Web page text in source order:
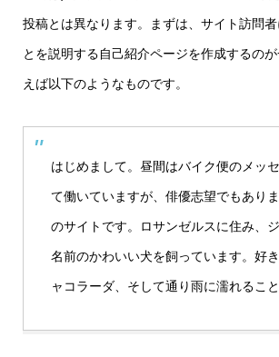
投稿とは異なります。まずは、サイト訪問
とを説明する自己紹介ページを作成するの
えば以下のようなものです。
はじめまして。昼間はバイク便のメッ
て働いていますが、俳優志望でもあり
のサイトです。ロサンゼルスに住み、
名前のかわいい犬を飼っています。好
ャコラーダ、そして通り雨に濡れること